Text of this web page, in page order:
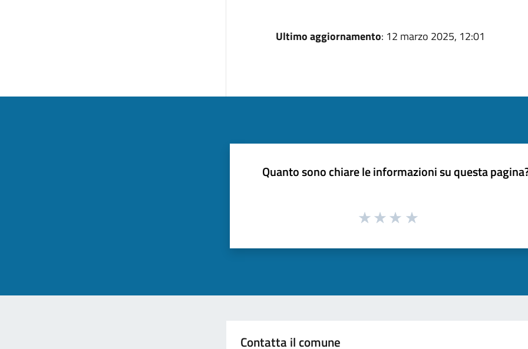
Ultimo aggiornamento: 12 marzo 2025, 12:01
Quanto sono chiare le informazioni su questa
Contatta il comune